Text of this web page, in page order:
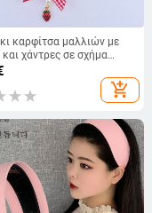
καρφίτσα μαλλιών με
χάντρες σε σχήμα
BB κλιπ – γλυκό
μαλλιών για παιδιάadd_shopping_cart